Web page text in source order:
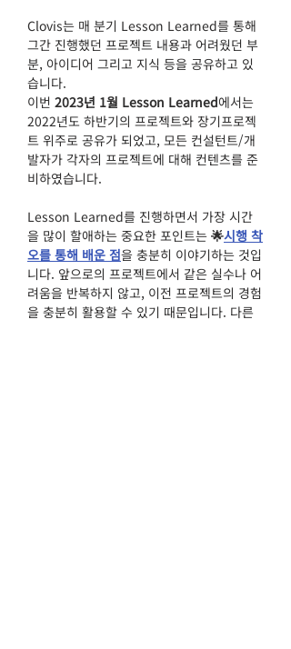
Clovis는 매 분기 Lesson Learned를 통해
그간 진행했던 프로젝트 내용과 어려웠던 부
분, 아이디어 그리고 지식 등을 공유하고 있
습니다.
이번 2023년 1월 Lesson Learned에서는
2022년도 하반기의 프로젝트와 장기프로젝
트 위주로 공유가 되었고, 모든 컨설턴트/개
발자가 각자의 프로젝트에 대해 컨텐츠를 준
비하였습니다.
Lesson Learned를 진행하면서 가장 시간
을 많이 할애하는 중요한 포인트는 🌟시행 착
오를 통해 배운 점을 충분히 이야기하는 것입
니다. 앞으로의 프로젝트에서 같은 실수나 어
려움을 반복하지 않고, 이전 프로젝트의 경험
을 충분히 활용할 수 있기 때문입니다. 다른